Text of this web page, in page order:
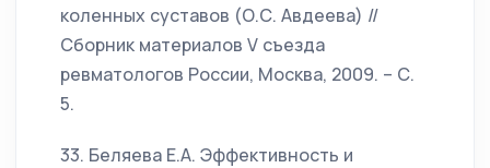
коленных суставов (О.С. Авдеева) //
Сборник материалов V съезда
ревматологов России, Москва, 2009. – С.
5.
33. Беляева Е.А. Эффективность и